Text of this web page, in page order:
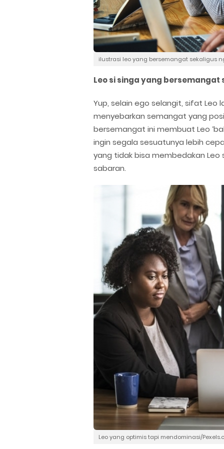
ilustrasi leo yang bersemangat sekaligus
Leo si singa yang
Yup, selain ego selangit, sifat Leo
menyebarkan semangat yang
bersemangat ini membuat Leo
ingin segala sesuatunya lebih
yang tidak bisa membedakan
sabaran.
Leo yang optimis tapi mendominasi/